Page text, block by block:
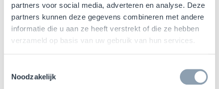
partners voor social media, adverteren en analyse. Deze
partners kunnen deze gegevens combineren met andere
informatie die u aan ze heeft verstrekt of die ze hebben
verzameld op basis van uw gebruik van hun services.
Noodzakelijk
FLOOR THICKNESS
FREQUENCY TECHNOLOGY